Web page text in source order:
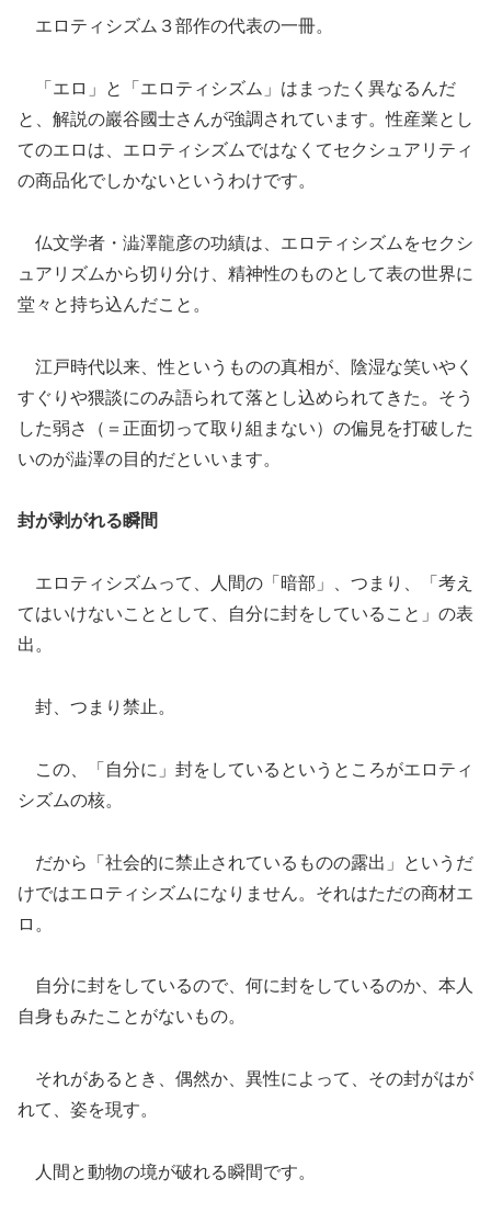
エロティシズム３部作の代表の一冊。
「エロ」と「エロティシズム」はまったく異なるんだ
と、解説の巖谷國士さんが強調されています。性産業とし
てのエロは、エロティシズムではなくてセクシュアリティ
の商品化でしかないというわけです。
仏文学者・澁澤龍彦の功績は、エロティシズムをセクシ
ュアリズムから切り分け、精神性のものとして表の世界に
堂々と持ち込んだこと。
江戸時代以来、性というものの真相が、陰湿な笑いやく
すぐりや猥談にのみ語られて落とし込められてきた。そう
した弱さ（＝正面切って取り組まない）の偏見を打破した
いのが澁澤の目的だといいます。
封が剥がれる瞬間
エロティシズムって、人間の「暗部」、つまり、「考え
てはいけないこととして、自分に封をしていること」の表
出。
封、つまり禁止。
この、「自分に」封をしているというところがエロティ
シズムの核。
だから「社会的に禁止されているものの露出」というだ
けではエロティシズムになりません。それはただの商材エ
ロ。
自分に封をしているので、何に封をしているのか、本人
自身もみたことがないもの。
それがあるとき、偶然か、異性によって、その封がはが
れて、姿を現す。
人間と動物の境が破れる瞬間です。